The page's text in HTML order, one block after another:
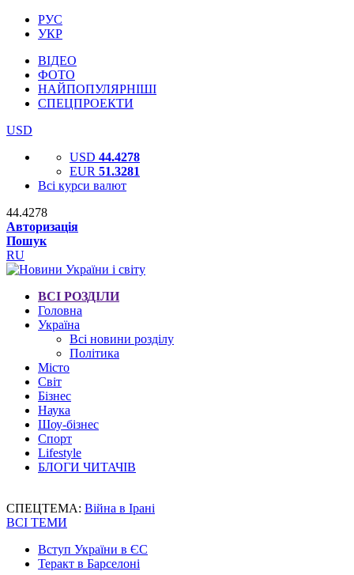
РУС
УКР
ВІДЕО
ФОТО
НАЙПОПУЛЯРНІШІ
СПЕЦПРОЕКТИ
USD
USD 44.4278
EUR 51.3281
Всі курси валют
44.4278
Авторизація
Пошук
RU
ВСІ РОЗДІЛИ
Головна
Україна
Всі новини розділу
Політика
Місто
Світ
Бізнес
Наука
Шоу-бізнес
Спорт
Lifestyle
БЛОГИ ЧИТАЧІВ
СПЕЦТЕМА: Війна в Ірані
ВСІ ТЕМИ
Вступ України в ЄС
Теракт в Барселоні